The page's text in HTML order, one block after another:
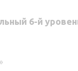
6-й